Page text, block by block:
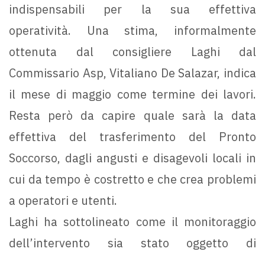
indispensabili per la sua effettiva
operatività. Una stima, informalmente
ottenuta dal consigliere Laghi dal
Commissario Asp, Vitaliano De Salazar, indica
il mese di maggio come termine dei lavori.
Resta però da capire quale sarà la data
effettiva del trasferimento del Pronto
Soccorso, dagli angusti e disagevoli locali in
cui da tempo è costretto e che crea problemi
a operatori e utenti.
Laghi ha sottolineato come il monitoraggio
dell’intervento sia stato oggetto di